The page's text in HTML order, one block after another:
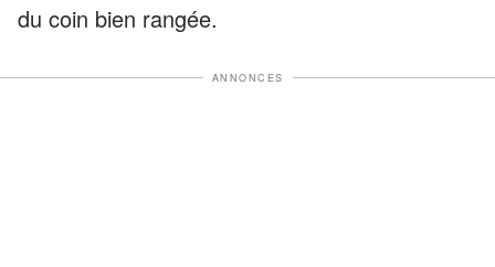
du coin bien rangée.
ANNONCES